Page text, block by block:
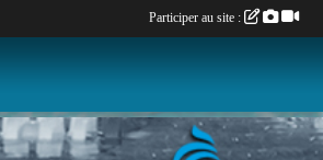
Participer au site :